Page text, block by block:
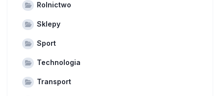
Rolnictwo
Sklepy
Sport
Technologia
Transport